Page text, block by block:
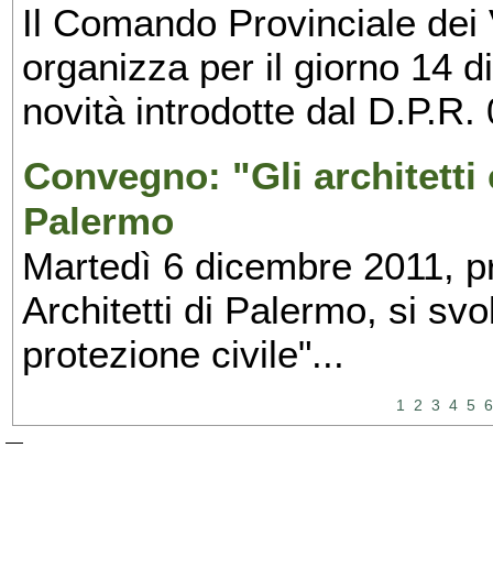
Il Comando Provinciale
organizza per il giorno 14
novità introdotte dal
Convegno: "Gli architetti
Palermo
Martedì 6 dicembre 2011,
Architetti di Palermo, si
protezione civile"...
1 2 3 4 5 6